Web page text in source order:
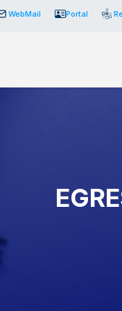
WebMail Portal